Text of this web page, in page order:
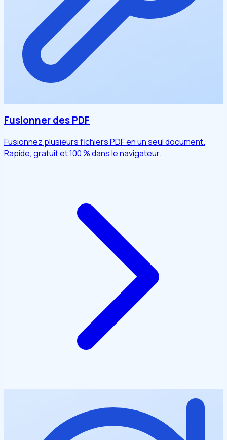
Fusionner des PDF
Fusionnez plusieurs fichiers PDF en un seul document.
Rapide, gratuit et 100 % dans le navigateur.